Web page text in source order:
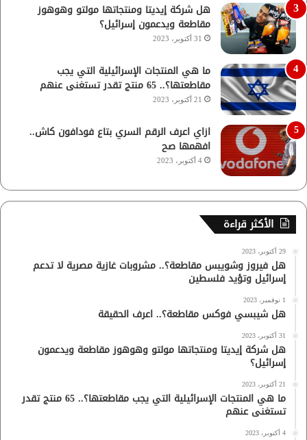
هل شركة إيديتا ومنتجاتها مولتو وهوهوز
مقاطعة ويدعمون إسرائيل؟
31 أكتوبر، 2023
ما هي المنتجات الإسرائيلية التي يجب
مقاطعتها؟.. 65 منتج تقدر تستغنى عنهم
21 أكتوبر، 2023
ازاي اعرف الرقم السري بتاع فودافون كاش..
افهمها صح
4 أكتوبر، 2023
الأكثر قراءة
29 أكتوبر، 2023
هل فيروز وشويبس مقاطعة؟.. مشروبات غازية مصرية لا تدعم
إسرائيل وتؤيد فلسطين
1 نوفمبر، 2023
هل شيبسي فوكس مقاطعة؟.. اعرف الحقيقة
31 أكتوبر، 2023
هل شركة إيديتا ومنتجاتها مولتو وهوهوز مقاطعة ويدعمون
إسرائيل؟
21 أكتوبر، 2023
ما هي المنتجات الإسرائيلية التي يجب مقاطعتها؟.. 65 منتج تقدر
تستغنى عنهم
4 أكتوبر، 2023